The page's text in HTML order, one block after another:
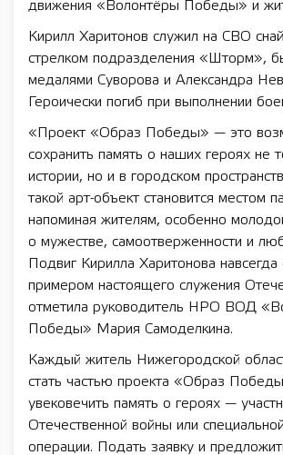
движения «Волонтёры Победы» и
Кирилл Харитонов служил на СВО
стрелком подразделения «Шторм»,
медалями Суворова и Александра
Героически погиб при выполнении
«Проект «Образ Победы» — это
сохранить память о наших героях не
истории, но и в городском
такой арт-объект становится местом
напоминая жителям, особенно
о мужестве, самоотверженности и
Подвиг Кирилла Харитонова навсегда
примером настоящего служения
отметила руководитель НРО ВОД
Победы» Мария Самоделкина.
Каждый житель Нижегородской
стать частью проекта «Образ
увековечить память о героях —
Отечественной войны или
операции. Подать заявку и